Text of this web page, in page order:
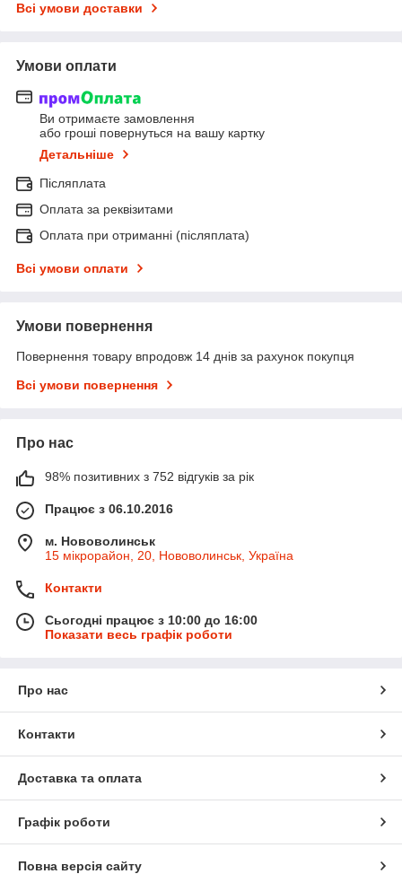
Всі умови доставки
Умови оплати
Ви отримаєте замовлення
або гроші повернуться на вашу картку
Детальніше
Післяплата
Оплата за реквізитами
Оплата при отриманні (післяплата)
Всі умови оплати
Умови повернення
Повернення товару впродовж 14 днів за рахунок покупця
Всі умови повернення
Про нас
98% позитивних з 752 відгуків за рік
Працює з 06.10.2016
м. Нововолинськ
15 мікрорайон, 20, Нововолинськ, Україна
Контакти
Сьогодні працює з 10:00 до 16:00
Показати весь графік роботи
Про нас
Контакти
Доставка та оплата
Графік роботи
Повна версія сайту